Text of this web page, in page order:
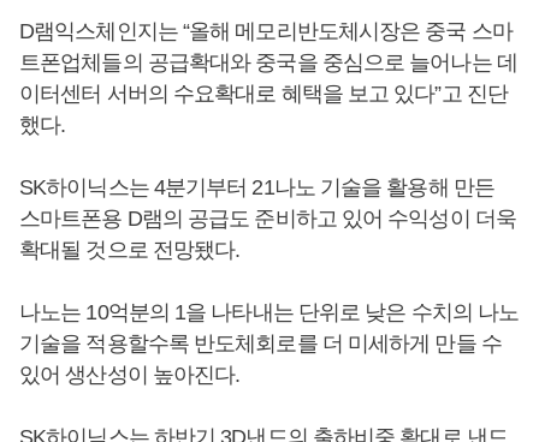
D램익스체인지는 “올해 메모리반도체시장은 중국 스마
트폰업체들의 공급확대와 중국을 중심으로 늘어나는 데
이터센터 서버의 수요확대로 혜택을 보고 있다”고 진단
했다.
SK하이닉스는 4분기부터 21나노 기술을 활용해 만든
스마트폰용 D램의 공급도 준비하고 있어 수익성이 더욱
확대될 것으로 전망됐다.
나노는 10억분의 1을 나타내는 단위로 낮은 수치의 나노
기술을 적용할수록 반도체회로를 더 미세하게 만들 수
있어 생산성이 높아진다.
SK하이닉스는 하반기 3D낸드의 출하비중 확대로 낸드